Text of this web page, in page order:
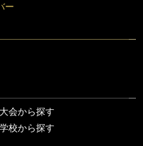
ー
大会から探す
学校から探す